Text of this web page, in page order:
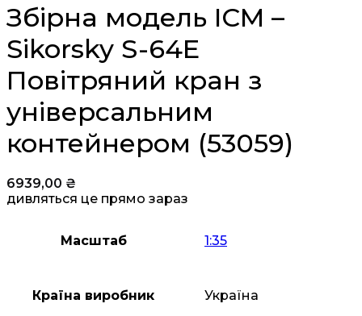
Збірна модель ICM –
Sikorsky S-64E
Повітряний кран з
універсальним
контейнером (53059)
6939,00 ₴
дивляться це прямо зараз
Масштаб 1:35
Країна виробник Україна